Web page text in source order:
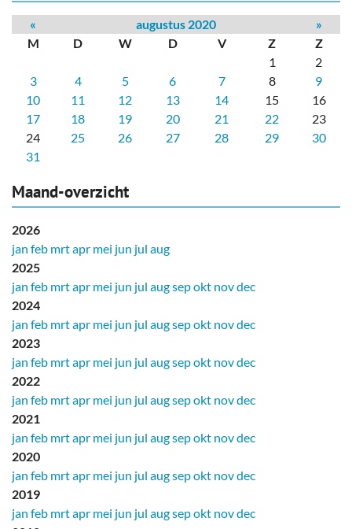
« augustus 2020
»
M
D W D V Z
Z
1
2
3
4 5 6 7 8
9
10
11 12 13 14 15
16
17
18 19 20 21 22
23
24
25 26 27 28 29
30
31
Maand-overzicht
2026
jan feb mrtapr mei jun jul aug
2025
jan feb mrtapr mei jun jul augsepokt novdec
2024
jan feb mrtapr mei jun jul augsepokt novdec
2023
jan feb mrtapr mei jun jul augsepokt novdec
2022
jan feb mrtapr mei jun jul augsepokt novdec
2021
jan feb mrtapr mei jun jul augsepokt novdec
2020
jan feb mrtapr mei jun jul augsepokt novdec
2019
jan feb mrtapr mei jun jul augsepokt novdec